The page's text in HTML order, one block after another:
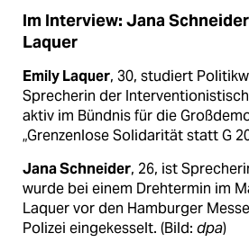
Im Interview: Jana
Laquer
Emily Laquer, 30, studiert
Sprecherin der
aktiv im Bündnis für die
„Grenzenlose Solidarität statt G
Jana Schneider, 26, ist
wurde bei einem Drehtermin im
Laquer vor den Hamburger
Polizei eingekesselt. (Bild: dpa)